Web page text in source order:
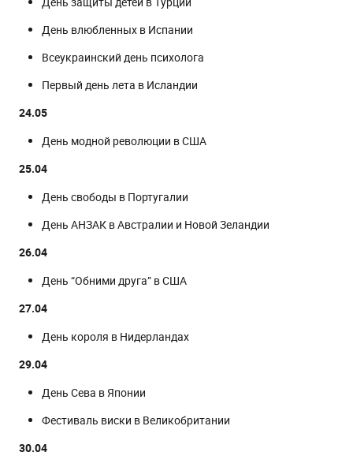
День влюбленных в Испании
Всеукраинский день психолога
Первый день лета в Исландии
24.05
День модной революции в США
25.04
День свободы в Португалии
День АНЗАК в Австралии и Новой Зеландии
26.04
День “Обними друга” в США
27.04
День короля в Нидерландах
29.04
День Сева в Японии
Фестиваль виски в Великобритании
30.04